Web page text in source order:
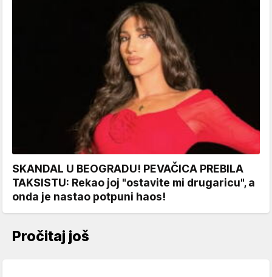
SKANDAL U BEOGRADU! PEVAČICA PREBILA
TAKSISTU: Rekao joj "ostavite mi drugaricu", a
onda je nastao potpuni haos!
Pročitaj još